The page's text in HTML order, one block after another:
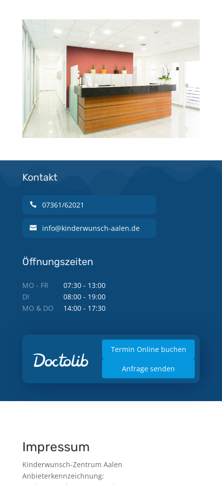
Kontakt
07361/62021
info@kinderwunsch-aalen.de
Öffnungszeiten
MO - FR
07:30 - 13:00
DI
08:00 - 19:00
MO & DO
14:00 - 17:30
Termin Online buchen
Anfrage senden
Impressum
Kinderwunsch-Zentrum Aalen
Anbieterkennzeichnung: